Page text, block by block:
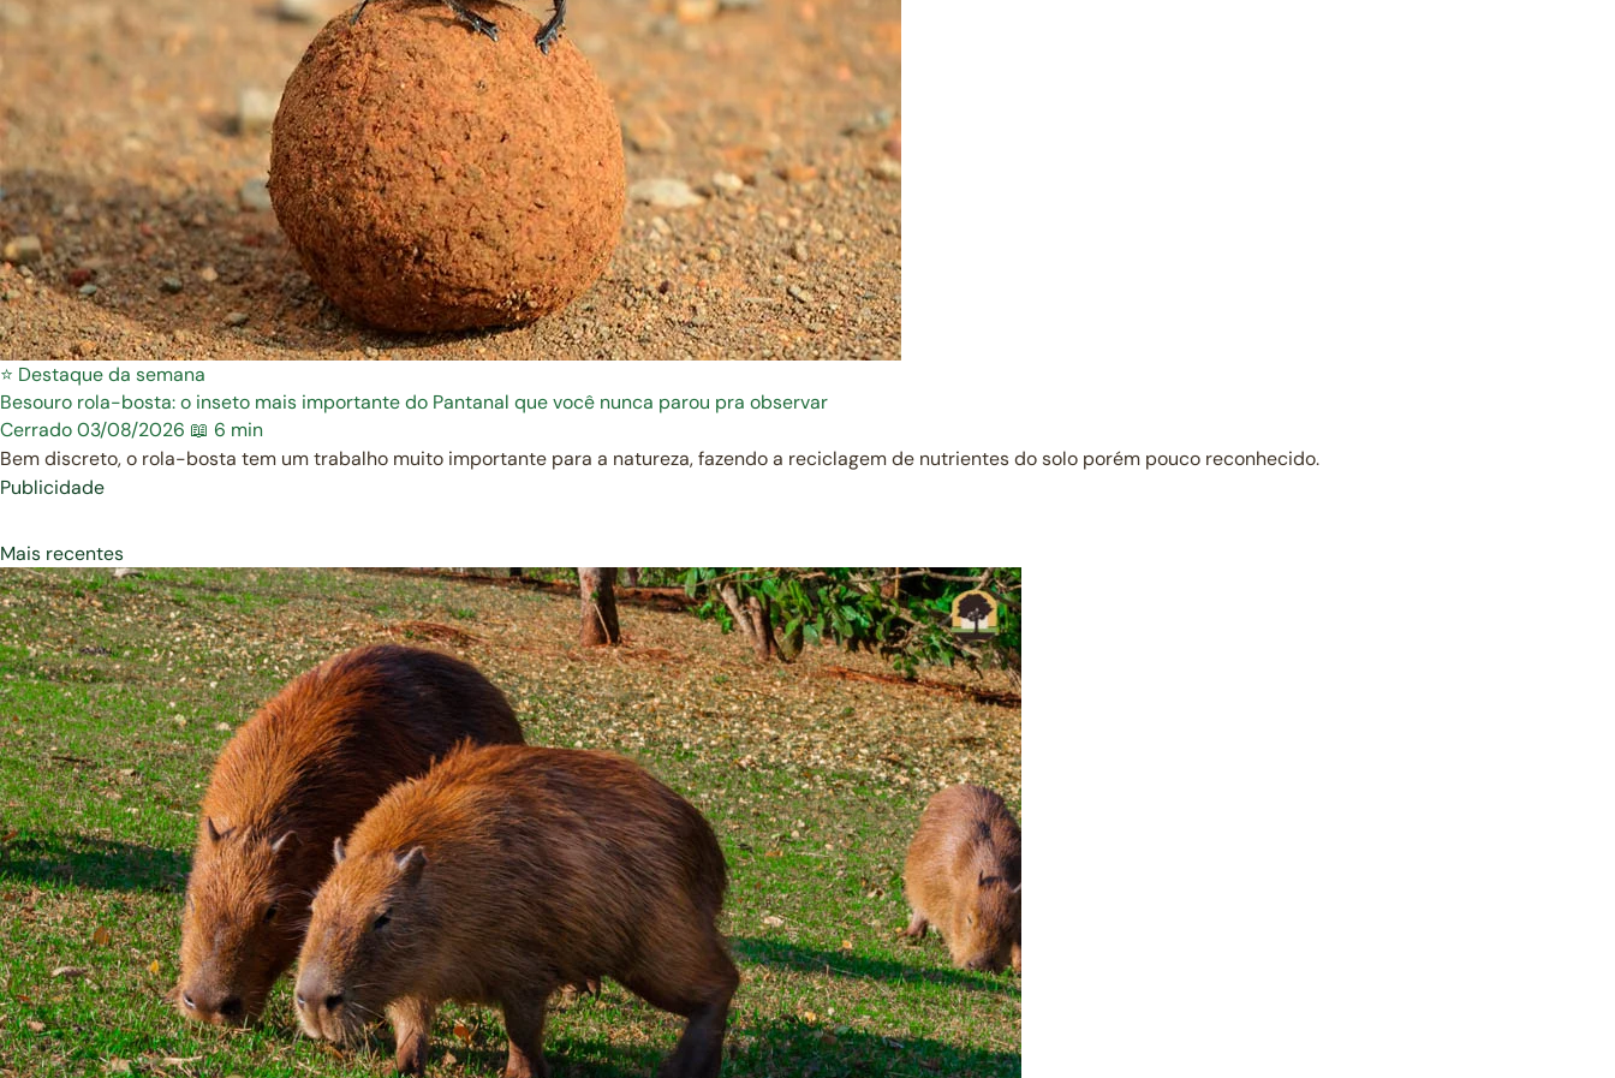
⭐ Destaque da semana
Besouro rola-bosta: o inseto mais importante do Pantanal que você nunca parou pra observar
Cerrado03/08/2026 📖 6 min
Bem discreto, o rola-bosta tem um trabalho muito importante para a natureza, fazendo a reciclagem de nutrientes do solo porém pouco reconhecido.
Publicidade
Mais recentes